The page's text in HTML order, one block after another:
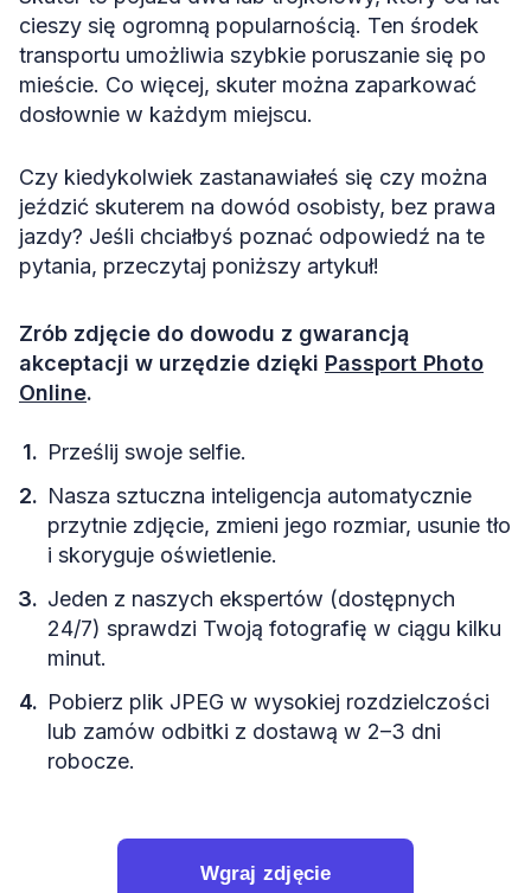
cieszy się ogromną popularnością. Ten środek
transportu umożliwia szybkie poruszanie się po
mieście. Co więcej, skuter można zaparkować
dosłownie w każdym miejscu.
Czy kiedykolwiek zastanawiałeś się czy można
jeździć skuterem na dowód osobisty, bez prawa
jazdy? Jeśli chciałbyś poznać odpowiedź na te
pytania, przeczytaj poniższy artykuł!
Zrób zdjęcie do dowodu z gwarancją
akceptacji w urzędzie dzięki Passport Photo
Online.
Prześlij swoje selfie.
Nasza sztuczna inteligencja automatycznie
przytnie zdjęcie, zmieni jego rozmiar, usunie tło
i skoryguje oświetlenie.
Jeden z naszych ekspertów (dostępnych
24/7) sprawdzi Twoją fotografię w ciągu kilku
minut.
Pobierz plik JPEG w wysokiej rozdzielczości
lub zamów odbitki z dostawą w 2–3 dni
robocze.
Wgraj zdjęcie